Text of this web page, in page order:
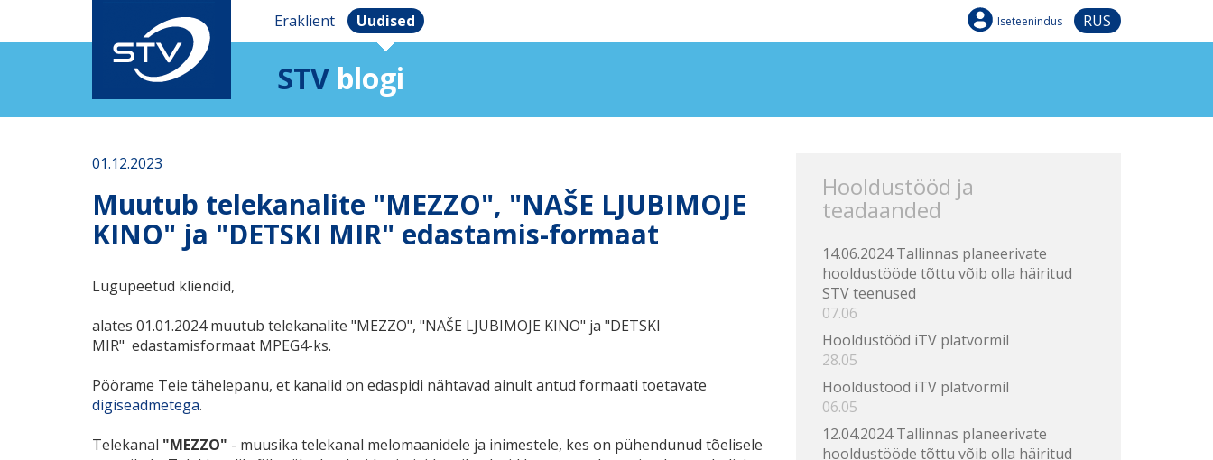
Eraklient Uudised Iseteenindus RUS
STV blogi
01.12.2023
Muutub telekanalite "MEZZO", "NAŠE LJUBIMOJE
KINO" ja "DETSKI MIR" edastamis-formaat
Lugupeetud kliendid,
alates 01.01.2024 muutub telekanalite "MEZZO", "NAŠE LJUBIMOJE KINO" ja "DETSKI
MIR" edastamisformaat MPEG4-ks.
Pöörame Teie tähelepanu, et kanalid on edaspidi nähtavad ainult antud formaati toetavate
digiseadmetega.
Telekanal "MEZZO" - muusika telekanal melomaanidele ja inimestele, kes on pühendunud tõelisele
Hooldustööd ja
teadaanded
14.06.2024 Tallinnas planeerivate
hooldustööde tõttu võib olla häiritud
STV teenused
07.06
Hooldustööd iTV platvormil
28.05
Hooldustööd iTV platvormil
06.05
12.04.2024 Tallinnas planeerivate
hooldustööde tõttu võib olla häiritud